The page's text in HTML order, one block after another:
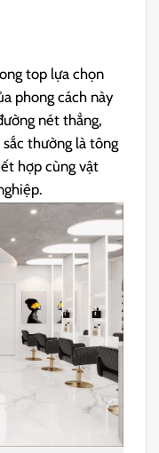
top lựa chọn
phong cách này
nét thẳng,
thường là tông
hợp cùng vật